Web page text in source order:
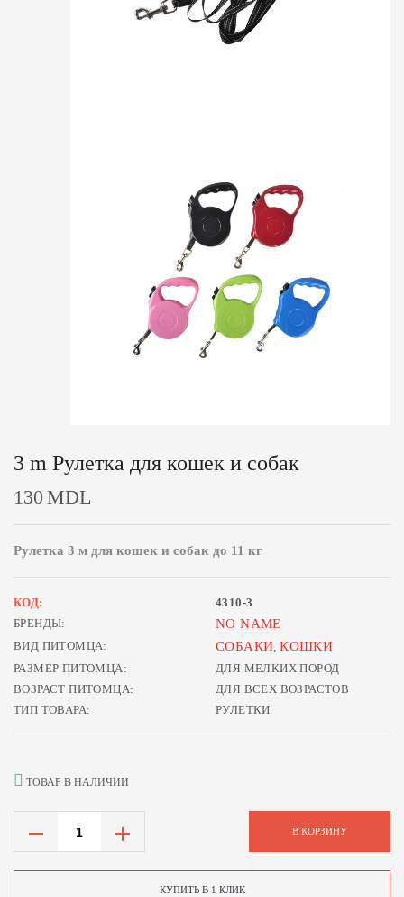
3 m Рулетка для кошек и собак
130 MDL
Рулетка 3 м для кошек и собак до 11 кг
КОД:
4310-3
БРЕНДЫ:
NO NAME
ВИД ПИТОМЦА: СОБАКИ,КОШКИ
РАЗМЕР ПИТОМЦА:
ДЛЯ МЕЛКИХ ПОРОД
ВОЗРАСТ ПИТОМЦА:
ДЛЯ ВСЕХ ВОЗРАСТОВ
ТИП ТОВАРА:
РУЛЕТКИ
ТОВАР В НАЛИЧИИ
В КОРЗИНУ
КУПИТЬ В 1 КЛИК